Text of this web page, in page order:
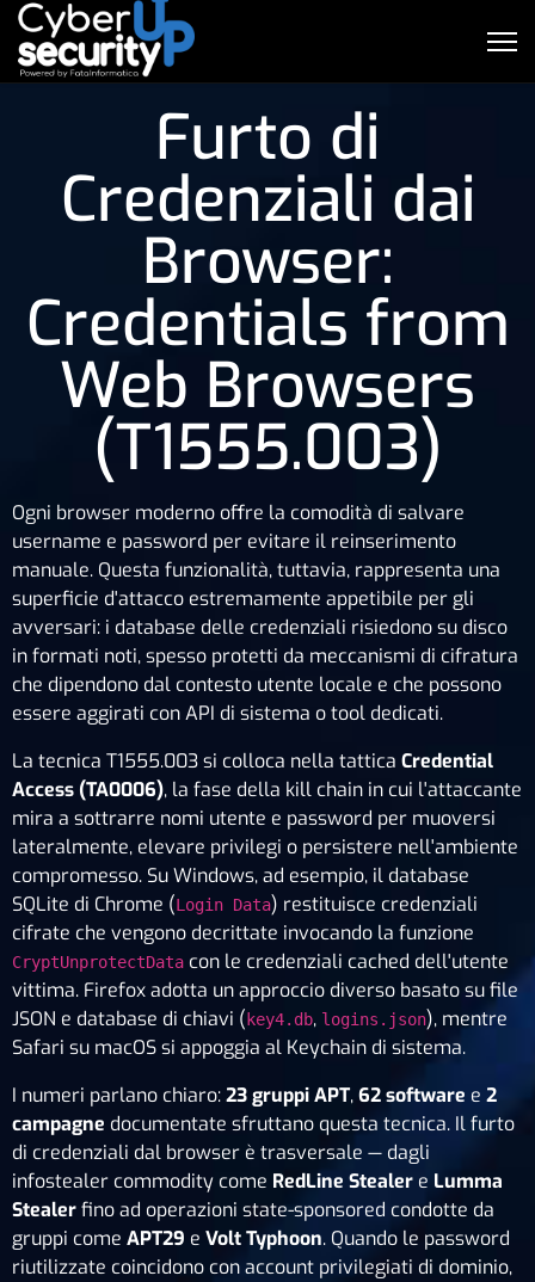
Furto di
Credenziali dai
Browser:
Credentials from
Web Browsers
(T1555.003)
Ogni browser moderno offre la comodità di salvare
username e password per evitare il reinserimento
manuale. Questa funzionalità, tuttavia, rappresenta una
superficie d'attacco estremamente appetibile per gli
avversari: i database delle credenziali risiedono su disco
in formati noti, spesso protetti da meccanismi di cifratura
che dipendono dal contesto utente locale e che possono
essere aggirati con API di sistema o tool dedicati.
La tecnica T1555.003 si colloca nella tattica Credential
Access (TA0006), la fase della kill chain in cui l'attaccante
mira a sottrarre nomi utente e password per muoversi
lateralmente, elevare privilegi o persistere nell'ambiente
compromesso. Su Windows, ad esempio, il database
SQLite di Chrome (Login Data) restituisce credenziali
cifrate che vengono decrittate invocando la funzione
CryptUnprotectData con le credenziali cached dell'utente
vittima. Firefox adotta un approccio diverso basato su file
JSON e database di chiavi ( key4.db, logins.json), mentre
Safari su macOS si appoggia al Keychain di sistema.
I numeri parlano chiaro:23 gruppi APT,62 software e 2
campagne documentate sfruttano questa tecnica. Il furto
di credenziali dal browser è trasversale — dagli
infostealer commodity come RedLine Stealer e Lumma
Stealerfino ad operazioni state-sponsored condotte da
gruppi come APT29 e Volt Typhoon. Quando le password
riutilizzate coincidono con account privilegiati di dominio,